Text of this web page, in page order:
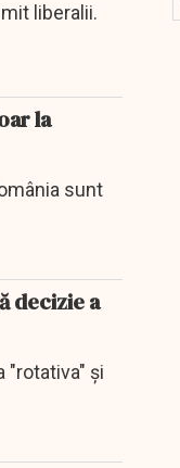
liberalii.
la
sunt
decizie a
"rotativa" şi